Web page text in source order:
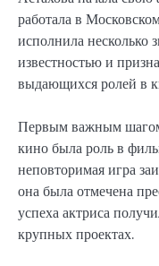
работала в
исполнила несколько
известностью и
выдающихся ролей в
Первым важным
кино была роль в
неповторимая игра
она была отмечена
успеха актриса
крупных проектах.